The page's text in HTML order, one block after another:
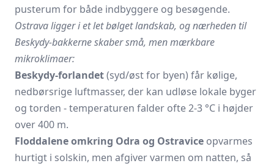
pusterum for både indbyggere og besøgende.
Ostrava ligger i et let bølget landskab, og nærheden til
Beskydy-bakkerne skaber små, men mærkbare
mikroklimaer:
Beskydy-forlandet(syd/øst for byen) får kølige,
nedbørsrige luftmasser, der kan udløse lokale byger
og torden - temperaturen falder ofte 2-3 °C i højder
over 400 m.
Floddalene omkring Odra og Ostravice opvarmes
hurtigt i solskin, men afgiver varmen om natten, så